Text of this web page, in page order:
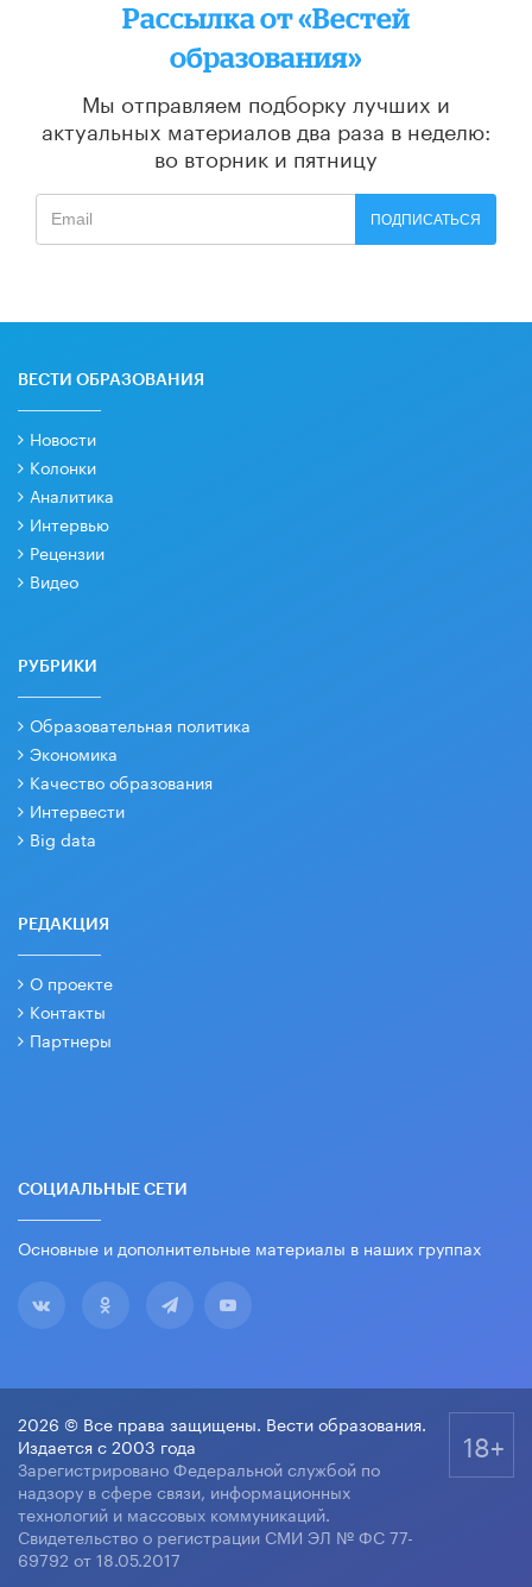
Рассылка от «Вестей
образования»
Мы отправляем подборку лучших и
актуальных материалов два раза в неделю:
во вторник и пятницу
ПОДПИСАТЬСЯ
ВЕСТИ ОБРАЗОВАНИЯ
Новости
Колонки
Аналитика
Интервью
Рецензии
Видео
РУБРИКИ
Образовательная политика
Экономика
Качество образования
Интервести
Big data
РЕДАКЦИЯ
О проекте
Контакты
Партнеры
СОЦИАЛЬНЫЕ СЕТИ
Основные и дополнительные материалы в наших группах
2026 © Все права защищены. Вести образования.
Издается с 2003 года
Зарегистрировано Федеральной службой по
надзору в сфере связи, информационных
технологий и массовых коммуникаций.
Свидетельство о регистрации СМИ ЭЛ № ФС 77-
69792 от 18.05.2017
18+